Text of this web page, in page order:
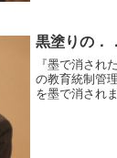
黒塗りの．
『墨で消され
の教育統制管
を墨で消され